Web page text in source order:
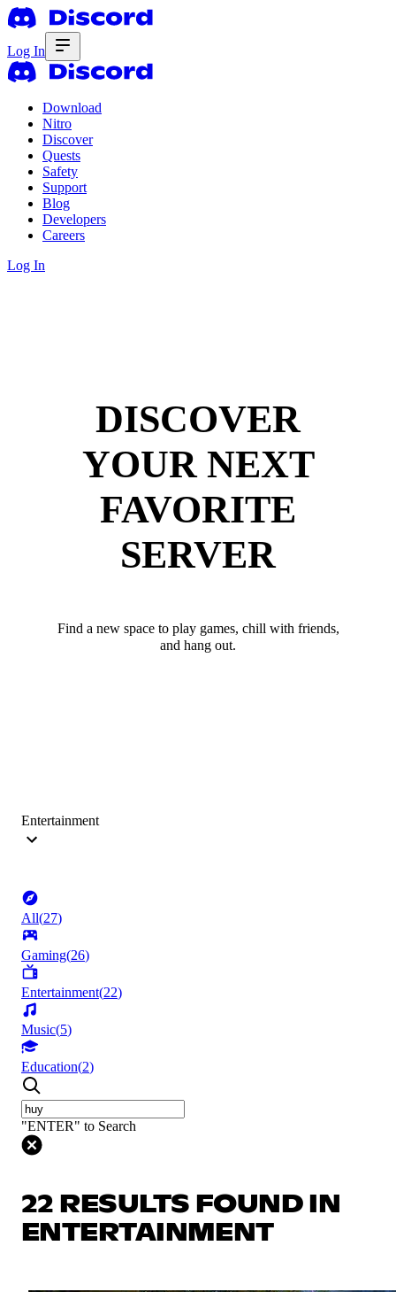
Log In
Download
Nitro
Discover
Quests
Safety
Support
Blog
Developers
Careers
Log In
DISCOVER
YOUR NEXT
FAVORITE
SERVER
Find a new space to play games, chill with friends,
and hang out.
Entertainment
All(27)
Gaming(26)
Entertainment(22)
Music(5)
Education(2)
"ENTER" to Search
22 RESULTS FOUND IN
ENTERTAINMENT